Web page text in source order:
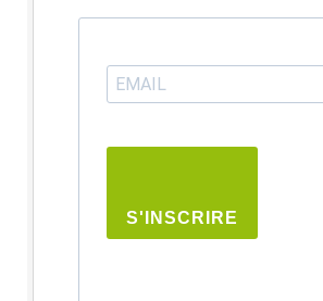
S'INSCRIRE